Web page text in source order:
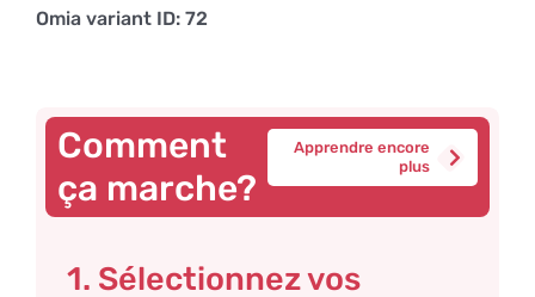
Omia variant ID: 72
Comment
ça marche?
Apprendre encore
plus
1. Sélectionnez vos